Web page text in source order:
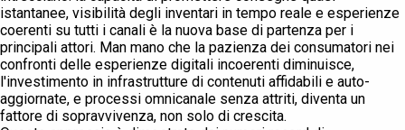
istantanee, visibilità degli inventari in tempo reale e esperienze
coerenti su tutti i canali è la nuova base di partenza per i
principali attori. Man mano che la pazienza dei consumatori nei
confronti delle esperienze digitali incoerenti diminuisce,
l'investimento in infrastrutture di contenuti affidabili e auto-
aggiornate, e processi omnicanale senza attriti, diventa un
fattore di sopravvivenza, non solo di crescita.